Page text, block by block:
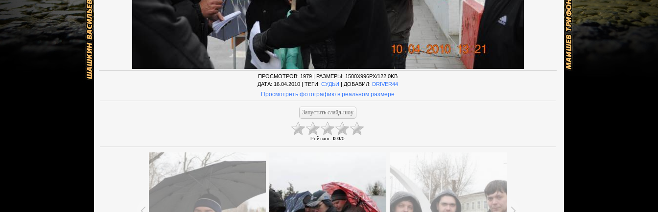
ПРОСМОТРОВ: 1979 | РАЗМЕРЫ: 1500X996PX/122.0KB
ДАТА: 16.04.2010 | ТЕГИ: СУДЬИ | ДОБАВИЛ: DRIVER44
Просмотреть фотографию в реальном размере
Рейтинг: 0.0/0